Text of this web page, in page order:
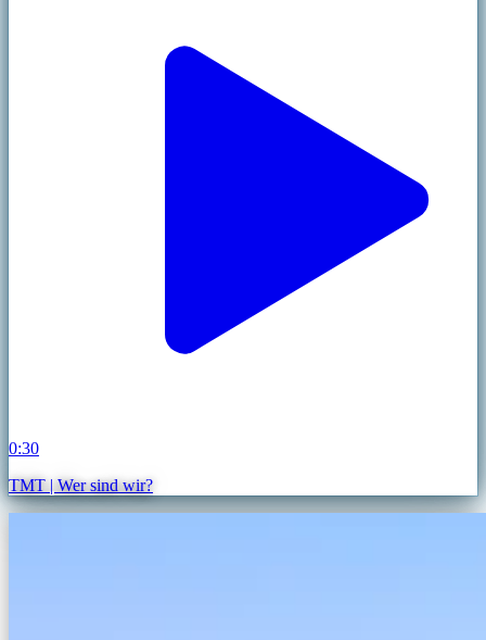
0:30
TMT | Wer sind wir?